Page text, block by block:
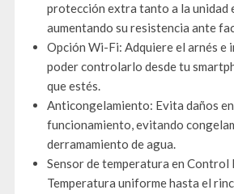
protección extra tanto a la unidad
aumentando su resistencia ante
Opción Wi-Fi: Adquiere el arnés e
poder controlarlo desde tu
que estés.
Anticongelamiento: Evita daños
funcionamiento, evitando
derramamiento de agua.
Sensor de temperatura en Control
Temperatura uniforme hasta el